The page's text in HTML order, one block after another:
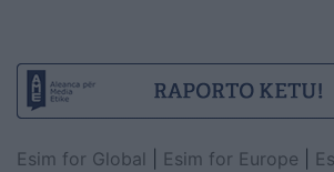
Esim for Global Esim for Europe